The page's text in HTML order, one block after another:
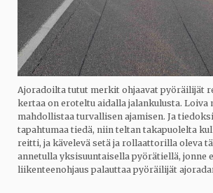
Ajoradoilta tutut merkit ohjaavat pyöräilijät
kertaa on eroteltu aidalla jalankulusta. Loiva
mahdollistaa turvallisen ajamisen. Ja
tapahtumaa tiedä, niin teltan takapuolelta
reitti, ja kävelevä setä ja rollaattorilla oleva
annetulla yksisuuntaisella pyörätiellä, jonne
liikenteenohjaus palauttaa pyöräilijät